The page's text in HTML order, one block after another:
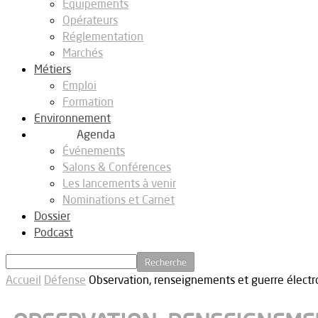
Equipements
Opérateurs
Réglementation
Marchés
Métiers
Emploi
Formation
Environnement
Agenda
Événements
Salons & Conférences
Les lancements à venir
Nominations et Carnet
Dossier
Podcast
Accueil Défense Observation, renseignements et guerre